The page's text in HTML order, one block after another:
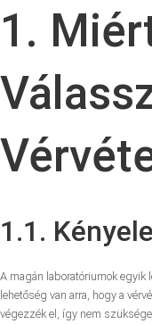
1.
1.1.
A magán laboratóriumok egyik
lehetőség van arra, hogy a
végezzék el, így nem